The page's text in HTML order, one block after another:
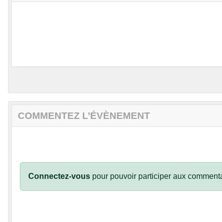
COMMENTEZ L’ÉVÈNEMENT
Connectez-vous pour pouvoir participer aux